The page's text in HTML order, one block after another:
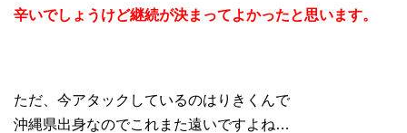
辛いでしょうけど継続が決まってよかったと思います。
ただ、今アタックしているのはりきくんで
沖縄県出身なのでこれまた遠いですよね…